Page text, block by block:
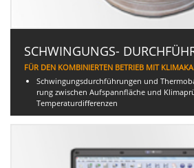
SCHWINGUNGS-
FÜR DEN KOMBINIERTEN BETRIEB MIT
Schwingungsdurchführungen und
rung zwischen Aufspannfläche und
Temperaturdifferenzen